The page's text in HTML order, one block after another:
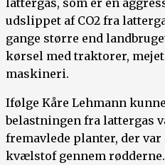
udslippet af CO2 fra
gange større end
kørsel med traktorer,
maskineri.
Ifølge Kåre Lehmann
belastningen fra lattergas
fremavlede planter, der
kvælstof gennem